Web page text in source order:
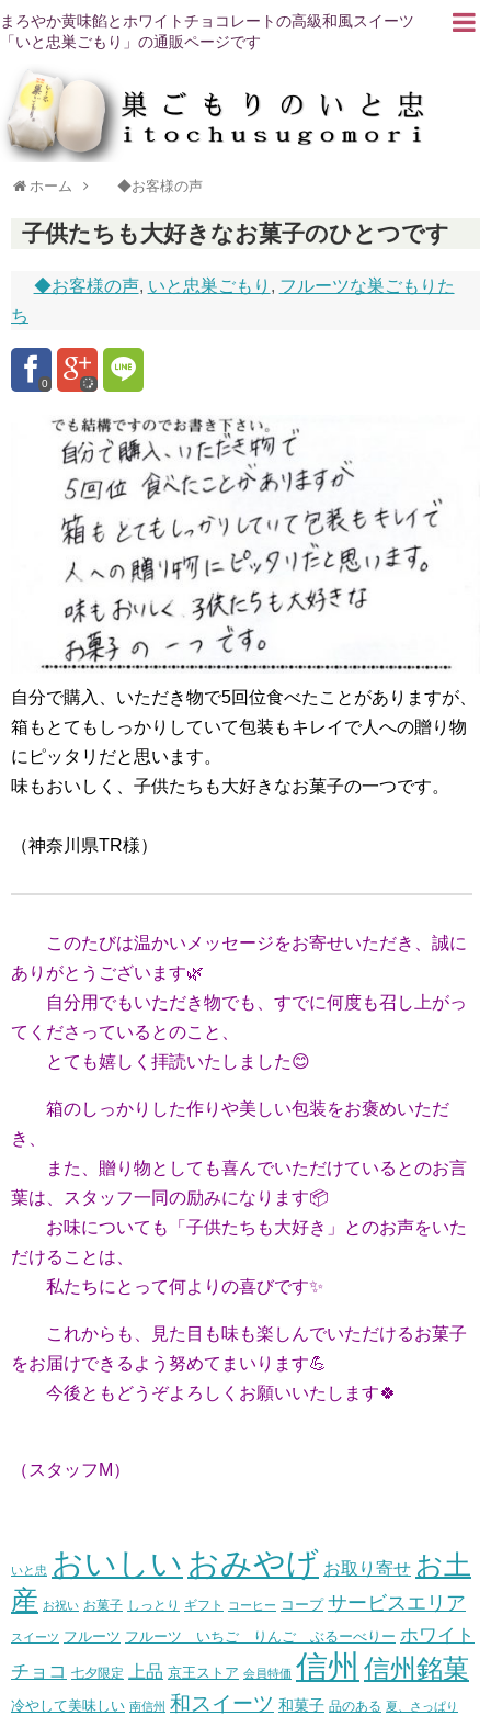
まろやか黄味餡とホワイトチョコレートの高級和風スイーツ
「いと忠巣ごもり」の通販ページです
ホーム ◆お客様の声
子供たちも大好きなお菓子のひとつです
◆お客様の声, いと忠巣ごもり , フルーツな巣ごもりた
ち
0
自分で購入、いただき物で5回位食べたことがありますが、
箱もとてもしっかりしていて包装もキレイで人への贈り物
にピッタリだと思います。
味もおいしく、子供たちも大好きなお菓子の一つです。
（神奈川県TR様）
このたびは温かいメッセージをお寄せいただき、誠に
ありがとうございます🌿
自分用でもいただき物でも、すでに何度も召し上がっ
てくださっているとのこと、
とても嬉しく拝読いたしました😊
箱のしっかりした作りや美しい包装をお褒めいただ
き、
また、贈り物としても喜んでいただけているとのお言
葉は、スタッフ一同の励みになります📦
お味についても「子供たちも大好き」とのお声をいた
だけることは、
私たちにとって何よりの喜びです✨
これからも、見た目も味も楽しんでいただけるお菓子
をお届けできるよう努めてまいります💪
今後ともどうぞよろしくお願いいたします🍀
（スタッフM）
いと忠 おいしい おみやげ お取り寄せ お土
産 お祝い お菓子 しっとり ギフト コーヒー コープ サービスエリア
スイーツ フルーツ フルーツ いちご りんご ぶるーべりー ホワイト
チョコ 七夕限定 上品 京王ストア 会員特価 信州 信州銘菓
冷やして美味しい 南信州 和スイーツ 和菓子 品のある 夏、さっぱり